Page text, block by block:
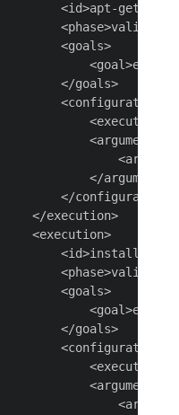
<id>apt-get-
<goals>
<goal>exec</
</goals>
<configuration>
<arguments>
</arguments>
</configuration>
</execution>
<execution>
<id>install-
<goals>
<goal>exec</
</goals>
<configuration>
<arguments>